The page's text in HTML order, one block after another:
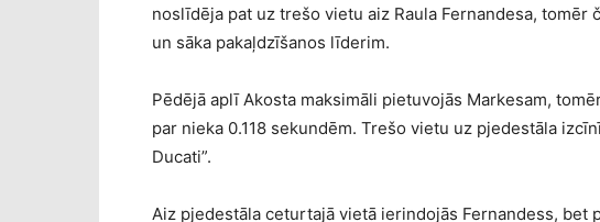
noslīdēja pat uz trešo vietu aiz Raula Fernandesa,
un sāka pakaļdzīšanos līderim.
Pēdējā aplī Akosta maksimāli pietuvojās Markesam,
par nieka 0.118 sekundēm. Trešo vietu uz pjedestāla
Ducati”.
Aiz pjedestāla ceturtajā vietā ierindojās Fernandess, bet